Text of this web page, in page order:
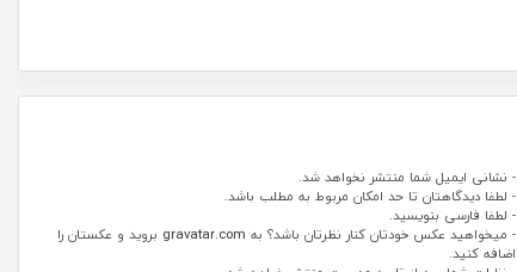
- نشانی ایمیل شما منتشر نخواهد شد.
- لطفا دیدگاهتان تا حد امکان مربوط به مطلب باشد.
- لطفا فارسی بنویسید.
- میخواهید عکس خودتان کنار نظرتان باشد؟ به gravatar.com بروید و عکستان را
اضافه کنید.